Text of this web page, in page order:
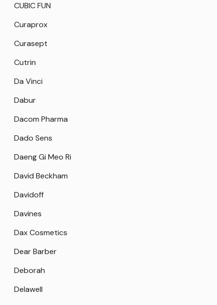
CUBIC FUN
Curaprox
Curasept
Cutrin
Da Vinci
Dabur
Dacom Pharma
Dado Sens
Daeng Gi Meo Ri
David Beckham
Davidoff
Davines
Dax Cosmetics
Dear Barber
Deborah
Delawell